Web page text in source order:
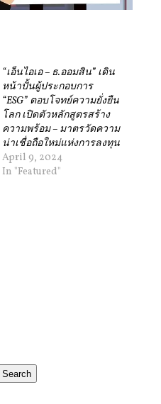
“เอ็นไอเอ – ธ.ออมสิน” เดิน
หน้าปั้นผู้ประกอบการ
“ESG” ตอบโจทย์ความยั่งยืน
โลก เปิดตัวหลักสูตรสร้าง
ความพร้อม – มาตรวัดความ
น่าเชื่อถือใหม่แห่งการลงทุน
April 9, 2024
In "Featured"
Search